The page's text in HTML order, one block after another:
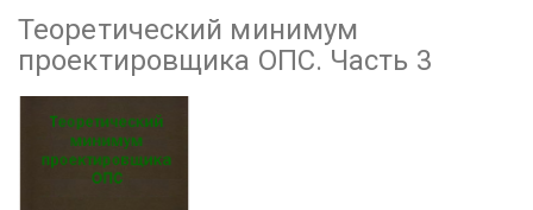
Теоретический минимум
проектировщика ОПС. Часть 3